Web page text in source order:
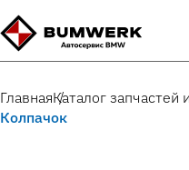
ГлавнаяКаталог запчастей
Колпачок